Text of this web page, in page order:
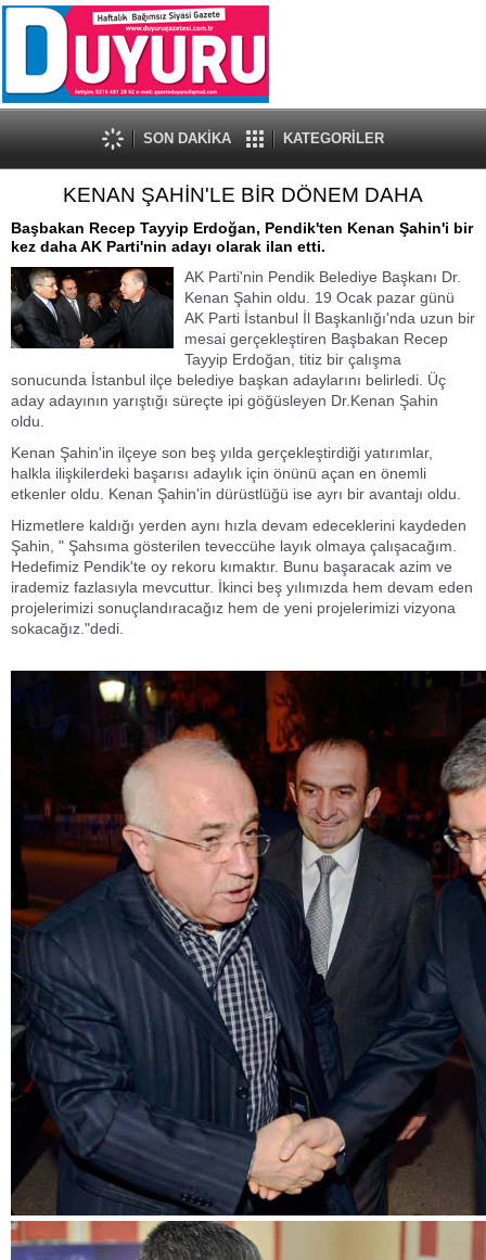
SON DAKİKA KATEGORİLER
KENAN ŞAHİN'LE BİR DÖNEM DAHA
Başbakan Recep Tayyip Erdoğan, Pendik'ten Kenan Şahin'i bir
kez daha AK Parti'nin adayı olarak ilan etti.
AK Parti'nin Pendik Belediye Başkanı Dr.
Kenan Şahin oldu. 19 Ocak pazar günü
AK Parti İstanbul İl Başkanlığı'nda uzun bir
mesai gerçekleştiren Başbakan Recep
Tayyip Erdoğan, titiz bir çalışma
sonucunda İstanbul ilçe belediye başkan adaylarını belirledi. Üç
aday adayının yarıştığı süreçte ipi göğüsleyen Dr.Kenan Şahin
oldu.
Kenan Şahin'in ilçeye son beş yılda gerçekleştirdiği yatırımlar,
halkla ilişkilerdeki başarısı adaylık için önünü açan en önemli
etkenler oldu. Kenan Şahin'in dürüstlüğü ise ayrı bir avantajı oldu.
Hizmetlere kaldığı yerden aynı hızla devam edeceklerini kaydeden
Şahin, " Şahsıma gösterilen teveccühe layık olmaya çalışacağım.
Hedefimiz Pendik'te oy rekoru kımaktır. Bunu başaracak azim ve
irademiz fazlasıyla mevcuttur. İkinci beş yılımızda hem devam eden
projelerimizi sonuçlandıracağız hem de yeni projelerimizi vizyona
sokacağız."dedi.